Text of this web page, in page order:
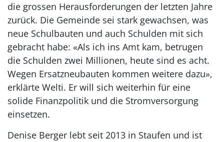
die grossen Herausforderungen der letzten Jahre
zurück. Die Gemeinde sei stark gewachsen, was
neue Schulbauten und auch Schulden mit sich
gebracht habe: «Als ich ins Amt kam, betrugen
die Schulden zwei Millionen, heute sind es acht.
Wegen Ersatzneubauten kommen weitere dazu»,
erklärte Welti. Er will sich weiterhin für eine
solide Finanzpolitik und die Stromversorgung
einsetzen.
Denise Berger lebt seit 2013 in Staufen und ist